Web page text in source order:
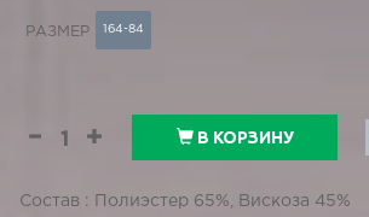
РАЗМЕР 164-84
В КОРЗИНУ
Состав : Полиэстер 65%, Вискоза 45%